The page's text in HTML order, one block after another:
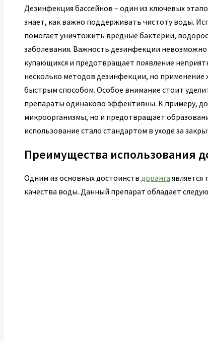
Дезинфекция бассейнов – один из ключевых
знает, как важно поддерживать чистоту воды.
помогает уничтожить вредные бактерии,
заболевания. Важность дезинфекции
купающихся и предотвращает появление
несколько методов дезинфекции, но
быстрым способом. Особое внимание стоит
препараты одинаково эффективны. К примеру,
микроорганизмы, но и предотвращает
использование стало стандартом в уходе за
Преимущества использования
Одним из основных достоинств доранга является
качества воды. Данный препарат обладает